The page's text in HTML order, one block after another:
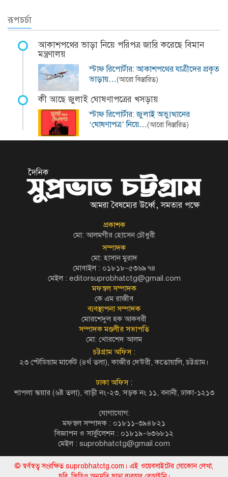
রূপচর্চা
আকাশপথের ভাড়া নিয়ে পরিপত্র জারি করেছে বিমান
মন্ত্রণালয়
স্টাফ রিপোর্টার: আকাশপথের যাত্রীদের প্রকৃত
ভাড়ায়…(আরো বিস্তারিত)
কী আছে জুলাই ঘোষণাপত্রের খসড়ায়
স্টাফ রিপোর্টার: জুলাই অভ্যুত্থানের
‘ঘোষণাপত্র’ নিয়ে…(আরো বিস্তারিত)
প্রকাশক
মো: আলমগীর হোসেন চৌধুরী
সম্পাদক
মো: হাসান মুরাদ
মোবাইল : ০১৮১৮-৫৩৬৯৭৪
মেইল : editorsuprobhatctg@gmail.com
মফস্বল সম্পাদক
কে এম রাজীব
ব্যবস্থাপনা সম্পাদক
মোরশেদুল হক আকবরী
সম্পাদক মণ্ডলীর সভাপতি
মো: খোরশেদ আলম
চট্টগ্রাম অফিস :
২৩ স্টেডিয়াম মার্কেট (৪র্থ তলা), কাজীর দেউরী, কতোয়ালি, চট্টগ্রাম।
ঢাকা অফিস :
শাপলা স্কয়ার (৬ষ্ট তলা), বাড়ী নং-২৩, সড়ক নং ১১, বনানী, ঢাকা-১২১৩
যোগাযোগ:
মফস্বল সম্পাদক : ০১৮১১-৩৯৪৮২১
বিজ্ঞাপন ও সার্কুলেশন : ০১৮১৯-৬৩৬৮১২
মেইল : suprobhatctg@gmail.com
© স্বর্বস্বত্ব সংরক্ষিত suprobhatctg.com। এই ওয়েবসাইটের যোকোন লেখা,